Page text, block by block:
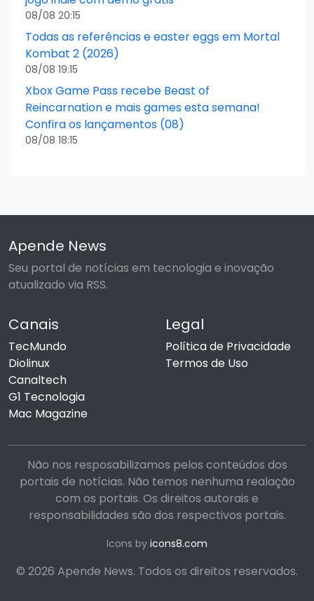
08/08 20:15
Todas as referências e easter eggs em Mortal
Kombat 2 (2026)
08/08 19:15
Xbox Game Pass recebe Beast of
Reincarnation e mais games esta semana!
Confira os lançamentos (08)
08/08 18:15
Apende News
Seu portal de notícias em tecnologia e inovação
atualizado via RSS.
Canais
TecMundo
Diolinux
Canaltech
G1 Tecnologia
Mac Magazine
Legal
Política de Privacidade
Termos de Uso
Não nos resposabilizamos pelos conteúdos dos
portais de notícias. Não temos nenhuma realação
com os portais. Os direitos autorais e
responsabilidades são dos respectivos portais.
Icons by icons8.com
© 2026 Apende News. Todos os direitos reservados.